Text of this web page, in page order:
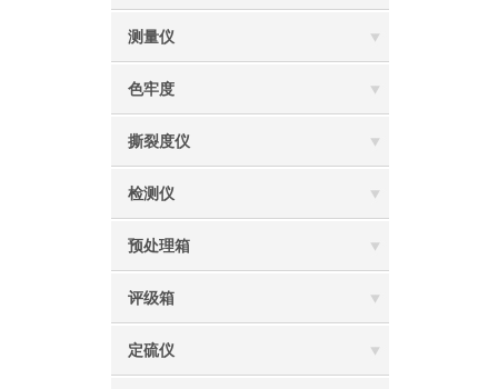
测量仪
色牢度
撕裂度仪
检测仪
预处理箱
评级箱
定硫仪